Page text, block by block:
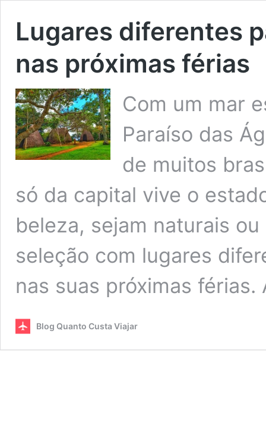
Lugares diferentes
nas próximas férias
Com um mar
Paraíso das
de muitos
só da capital vive o
beleza, sejam naturais
seleção com lugares
nas suas próximas
Blog Quanto Custa Viajar